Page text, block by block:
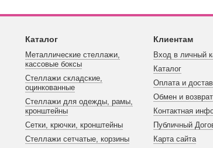
Каталог
Металлические стеллажи,
кассовые боксы
Стеллажи складские,
оцинкованные
Стеллажи для одежды, рамы,
кронштейны
Сетки, крючки, кронштейны
Стеллажи сетчатые, корзины
Клиентам
Вход в личный
Каталог
Оплата и
Обмен и возврат
Контактная
Публичный
Карта сайта